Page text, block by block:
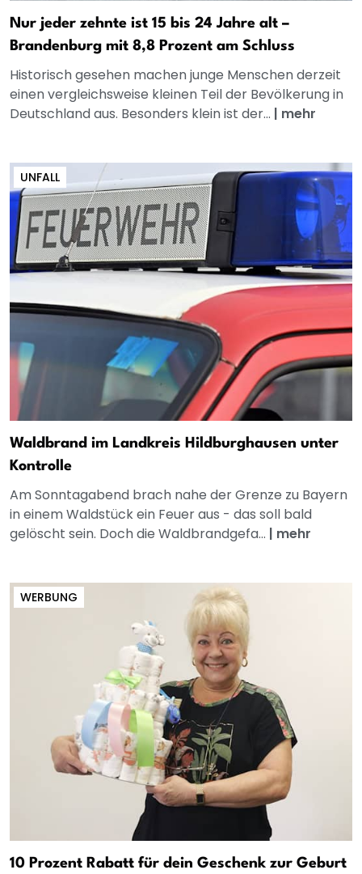
Nur jeder zehnte ist 15 bis 24 Jahre alt –
Brandenburg mit 8,8 Prozent am Schluss
Historisch gesehen machen junge Menschen derzeit
einen vergleichsweise kleinen Teil der Bevölkerung in
Deutschland aus. Besonders klein ist der... | mehr
UNFALL
Waldbrand im Landkreis Hildburghausen unter
Kontrolle
Am Sonntagabend brach nahe der Grenze zu Bayern
in einem Waldstück ein Feuer aus - das soll bald
gelöscht sein. Doch die Waldbrandgefa... | mehr
WERBUNG
10 Prozent Rabatt für dein Geschenk zur Geburt